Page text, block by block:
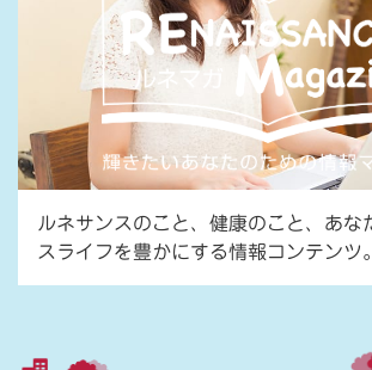
ルネサンスのこと、健康のこと、あな
スライフを豊かにする情報コンテンツ。